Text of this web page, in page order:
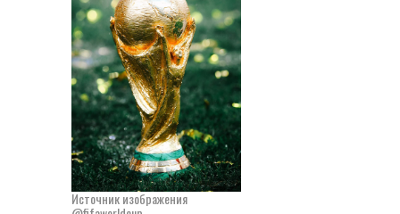
Источник изображения